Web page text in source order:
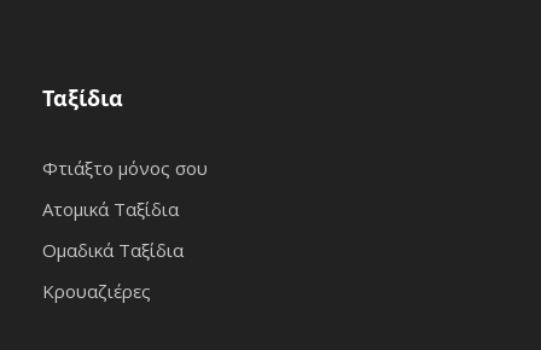
Ταξίδια
Φτιάξτο μόνος σου
Ατομικά Ταξίδια
Ομαδικά Ταξίδια
Κρουαζιέρες